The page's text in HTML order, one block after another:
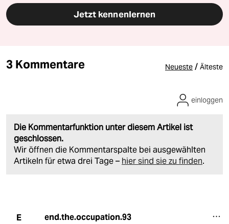
Jetzt kennenlernen
3 Kommentare Neueste / Älteste
Die Kommentarfunktion unter diesem Artikel ist
geschlossen.
Wir öffnen die Kommentarspalte bei ausgewählten
Artikeln für etwa drei Tage – hier sind sie zu finden.
einloggen
E end.the.occupation.93